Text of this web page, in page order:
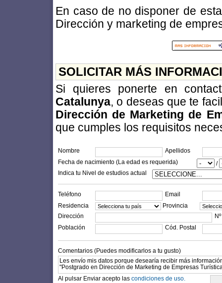
En caso de no disponer de
Dirección y marketing de
SOLICITAR MÁS
Si quieres ponerte en
Catalunya, o deseas que te
Dirección de Marketing de
que cumples los requisitos
Nombre
Apellidos
Fecha de nacimiento (La edad es requerida)
/
Indica tu Nivel de estudios actual
Teléfono
Email
Residencia
Provincia
Dirección
Nº
Población
Cód. Postal
Comentarios (Puedes modificarlos a tu gusto)
Al pulsar Enviar acepto las condiciones de uso.